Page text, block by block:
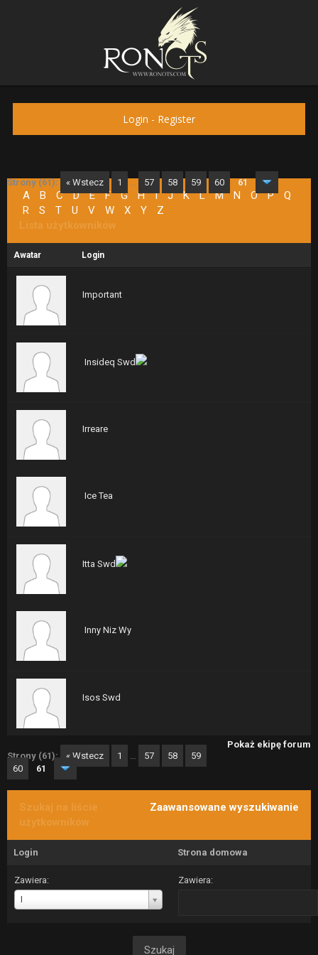
Login - Register
Strony (61): « Wstecz 1 … 57 58 59 60 61
A B C D E F G H I J K L M N O P
Q
R
S T U V W X Y
Z
Lista użytkowników
Awatar Login
Important
Insideq Swd
Irreare
Ice Tea
Itta Swd
Inny Niz Wy
Isos Swd
Pokaż ekipę forum
Strony (61):
« Wstecz 1 … 57 58
59
60
61
Zaawansowane wyszukiwanie
Szukaj na liście
użytkowników
Login Strona domowa
Zawiera:
I
Login
Zawiera: